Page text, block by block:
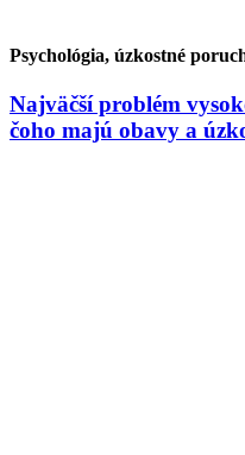
Psychológia, úzkostné
Najväčší problém
čoho majú obavy a